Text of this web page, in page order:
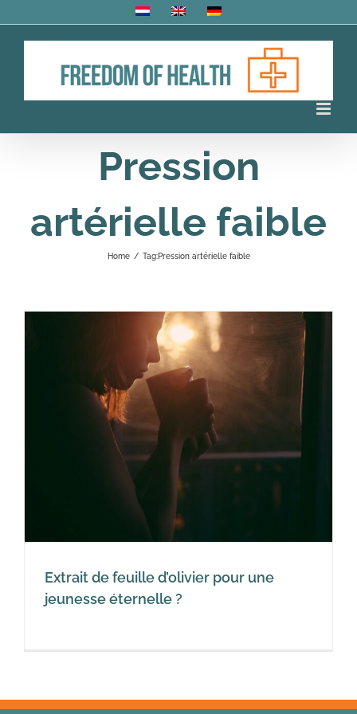
to
Pression
artérielle faible
Home / Tag:Pression artérielle faible
Extrait de feuille d’olivier pour une
jeunesse éternelle ?